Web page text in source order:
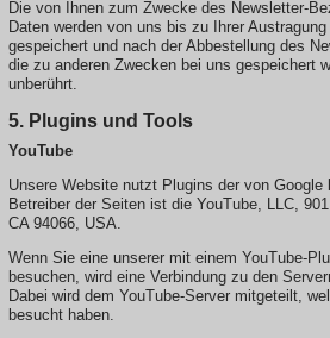
Die von Ihnen zum Zwecke des Newsletter-
Daten werden von uns bis zu Ihrer
gespeichert und nach der Abbestellung des
die zu anderen Zwecken bei uns gespeichert
unberührt.
5. Plugins und Tools
YouTube
Unsere Website nutzt Plugins der von Google
Betreiber der Seiten ist die YouTube, LLC,
CA 94066, USA.
Wenn Sie eine unserer mit einem YouTube-
besuchen, wird eine Verbindung zu den
Dabei wird dem YouTube-Server mitgeteilt,
besucht haben.